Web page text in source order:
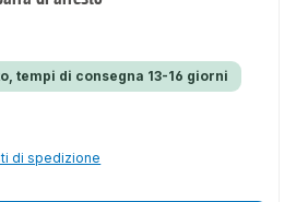
tempi di consegna 13-16 giorni
di spedizione